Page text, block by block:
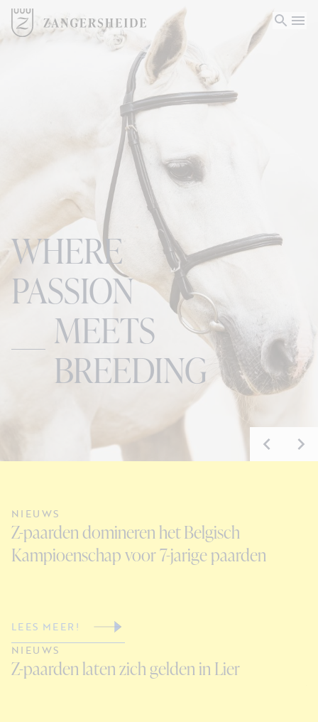
WHERE
PASSION
MEETS
BREEDING
NIEUWS
Z-paarden domineren het Belgisch
Kampioenschap voor 7-jarige paarden
LEES MEER!
NIEUWS
Z-paarden laten zich gelden in Lier